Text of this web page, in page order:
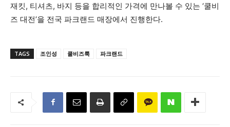
재킷, 티셔츠, 바지 등을 합리적인 가격에 만나볼 수 있는 ‘쿨비
즈 대전’을 전국 파크랜드 매장에서 진행한다.
TAGS 조인성 쿨비즈룩 파크랜드